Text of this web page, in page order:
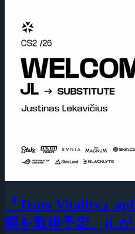
『Team Vitality』
暇を取得予定、jL